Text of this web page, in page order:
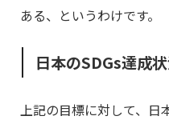
ある、というわけです。
日本のSDGs達成
上記の目標に対して、日